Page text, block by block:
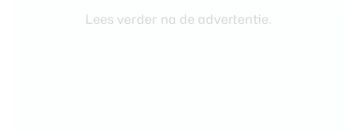
Lees verder na de advertentie.